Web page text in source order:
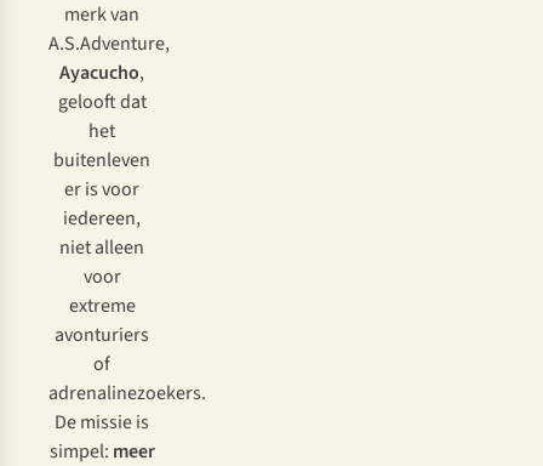
merk van
A.S.Adventure,
Ayacucho,
gelooft dat
het
buitenleven
er is voor
iedereen,
niet alleen
voor
extreme
avonturiers
of
adrenalinezoekers.
De missie is
simpel: meer